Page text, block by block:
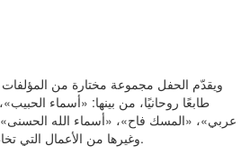
ويقدّم الحفل مجموعة مختارة من المؤلفات
طابعًا روحانيًا، من بينها: «أسماء
عربي»، «المسك فاح»، «أسماء الله الحسنى»،
وغيرها من الأعمال التي تخاطب الوجدان وتسمو بالروح.